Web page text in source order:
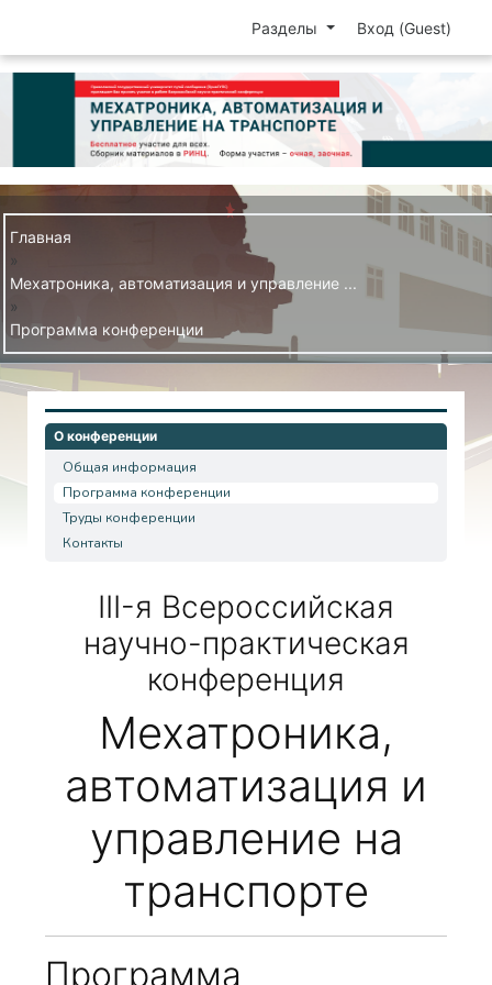
Разделы Вход (Guest)
Главная
»
Мехатроника, автоматизация и управление ...
»
Программа конференции
О конференции
Общая информация
Программа конференции
Труды конференции
Контакты
III-я Всероссийская
научно-практическая
конференция
Мехатроника,
автоматизация и
управление на
транспорте
Программа